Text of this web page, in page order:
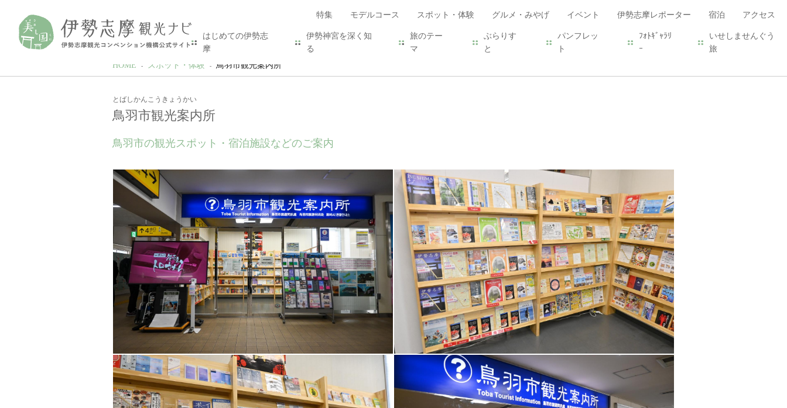
特集 モデルコース スポット・体験 グルメ・みやげ イベント 伊勢志摩レポーター 宿泊 アクセス
はじめての伊勢志
摩
伊勢神宮を深く知
る
旅のテー
マ
ぶらりす
と
パンフレッ
ト
ﾌｫﾄｷﾞｬﾗﾘ
ｰ
いせしませんぐう
旅
HOME スポット・体験 鳥羽市観光案内所
とばしかんこうきょうかい
鳥羽市観光案内所
鳥羽市の観光スポット・宿泊施設などのご案内